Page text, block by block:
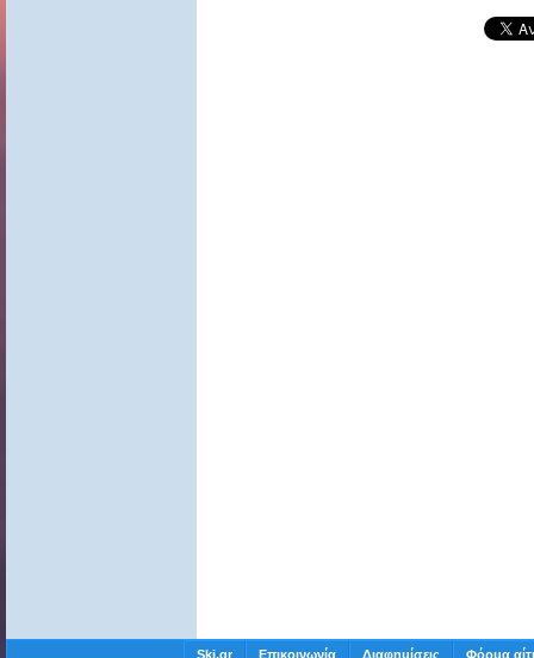
Ski.gr Επικοινωνία Διαφημίσεις Φόρμα